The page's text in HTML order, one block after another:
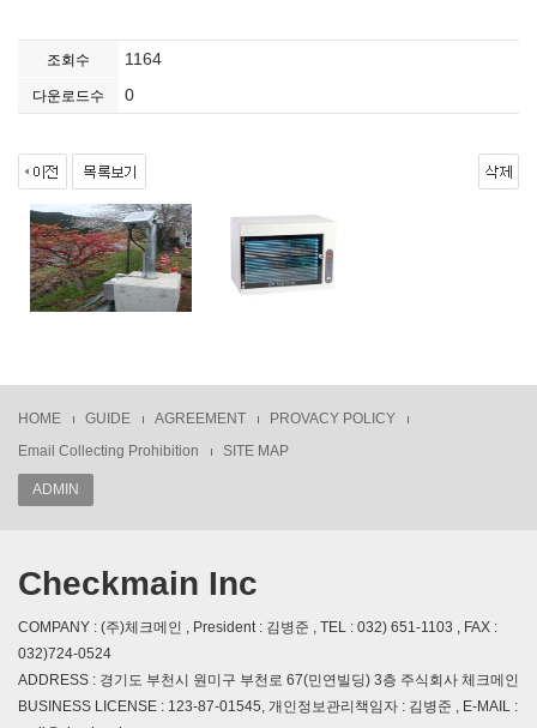
조회수 1164
다운로드수 0
HOME GUIDE AGREEMENT
PROVACY POLICY
Email Collecting Prohibition
SITE MAP
ADMIN
Checkmain Inc
COMPANY : (주)체크메인 , President : 김병준 , TEL : 032) 651-1103 , FAX :
032)724-0524
ADDRESS : 경기도 부천시 원미구 부천로 67(민연빌딩) 3층 주식회사 체크메인
BUSINESS LICENSE : 123-87-01545, 개인정보관리책임자 : 김병준 , E-MAIL :